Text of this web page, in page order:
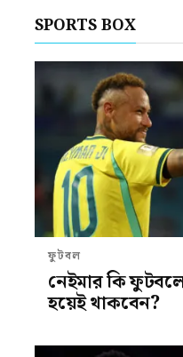
SPORTS BOX
ফুটবল
নেইমার কি
হয়েই থাকবেন?